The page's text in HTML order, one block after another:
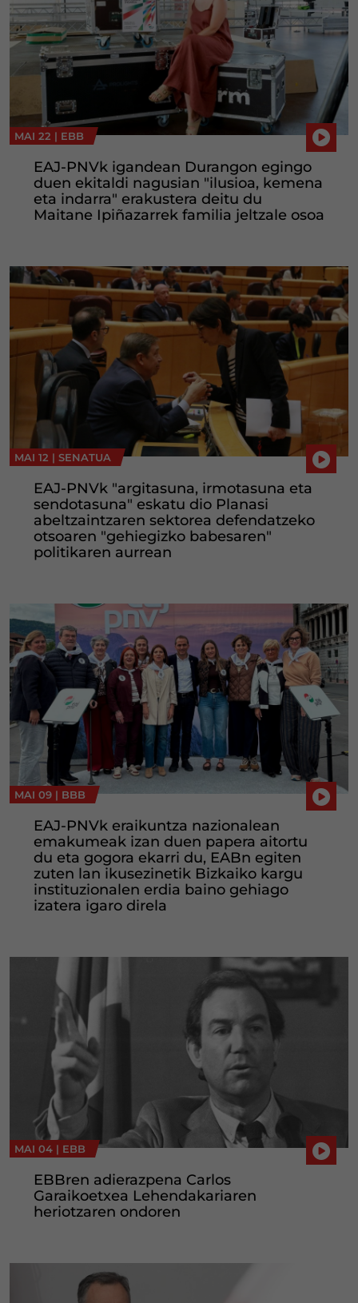
MAI 22 | EBB
EAJ-PNVk igandean Durangon egingo
duen ekitaldi nagusian "ilusioa, kemena
eta indarra" erakustera deitu du
Maitane Ipiñazarrek familia jeltzale osoa
MAI 12 | SENATUA
EAJ-PNVk "argitasuna, irmotasuna eta
sendotasuna" eskatu dio Planasi
abeltzaintzaren sektorea defendatzeko
otsoaren "gehiegizko babesaren"
politikaren aurrean
MAI 09 | BBB
EAJ-PNVk eraikuntza nazionalean
emakumeak izan duen papera aitortu
du eta gogora ekarri du, EABn egiten
zuten lan ikusezinetik Bizkaiko kargu
instituzionalen erdia baino gehiago
izatera igaro direla
MAI 04 | EBB
EBBren adierazpena Carlos
Garaikoetxea Lehendakariaren
heriotzaren ondoren